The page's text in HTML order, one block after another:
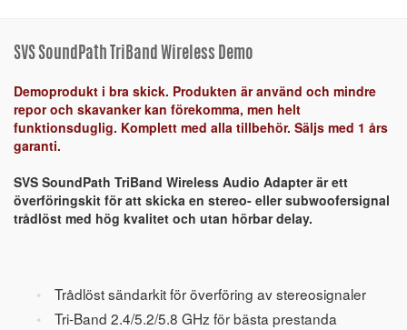
SVS SoundPath TriBand Wireless Demo
Demoprodukt i bra skick. Produkten är använd och mindre
repor och skavanker kan förekomma, men helt
funktionsduglig. Komplett med alla tillbehör. Säljs med 1 års
garanti.
SVS SoundPath TriBand Wireless Audio Adapter är ett
överföringskit för att skicka en stereo- eller subwoofersignal
trådlöst med hög kvalitet och utan hörbar delay.
Trådlöst sändarkit för överföring av stereosignaler
Tri-Band 2.4/5.2/5.8 GHz för bästa prestanda